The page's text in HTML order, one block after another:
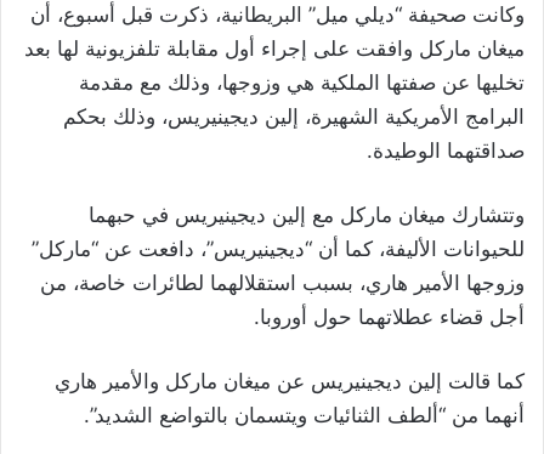
وكانت صحيفة “ديلي ميل” البريطانية، ذكرت قبل أسبوع، أن
ميغان ماركل وافقت على إجراء أول مقابلة تلفزيونية لها بعد
تخليها عن صفتها الملكية هي وزوجها، وذلك مع مقدمة
البرامج الأمريكية الشهيرة، إلين ديجينيريس، وذلك بحكم
صداقتهما الوطيدة.
وتتشارك ميغان ماركل مع إلين ديجينيريس في حبهما
للحيوانات الأليفة، كما أن “ديجينيريس”، دافعت عن “ماركل”
وزوجها الأمير هاري، بسبب استقلالهما لطائرات خاصة، من
أجل قضاء عطلاتهما حول أوروبا.
كما قالت إلين ديجينيريس عن ميغان ماركل والأمير هاري
أنهما من “ألطف الثنائيات ويتسمان بالتواضع الشديد”.